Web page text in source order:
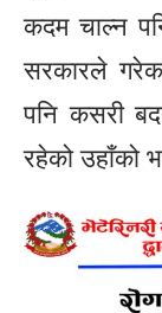
कदम चाल्न
सरकारले
पनि कसरी
रहेको उहाँको